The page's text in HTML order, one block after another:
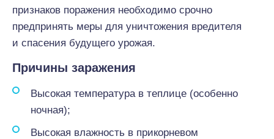
признаков поражения необходимо срочно
предпринять меры для уничтожения вредителя
и спасения будущего урожая.
Причины заражения
Высокая температура в теплице (особенно
ночная);
Высокая влажность в прикорневом